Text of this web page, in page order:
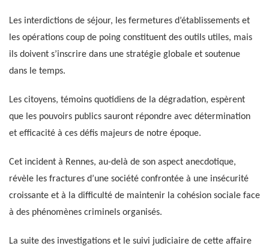
Les interdictions de séjour, les fermetures d’établissements et
les opérations coup de poing constituent des outils utiles, mais
ils doivent s’inscrire dans une stratégie globale et soutenue
dans le temps.
Les citoyens, témoins quotidiens de la dégradation, espèrent
que les pouvoirs publics sauront répondre avec détermination
et efficacité à ces défis majeurs de notre époque.
Cet incident à Rennes, au-delà de son aspect anecdotique,
révèle les fractures d’une société confrontée à une insécurité
croissante et à la difficulté de maintenir la cohésion sociale face
à des phénomènes criminels organisés.
La suite des investigations et le suivi judiciaire de cette affaire